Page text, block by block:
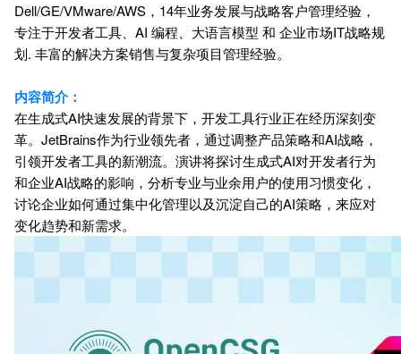
Dell/GE/VMware/AWS，14年业务发展与战略客户管理经验，
专注于开发者工具、AI 编程、大语言模型 和 企业市场IT战略规
划. 丰富的解决方案销售与复杂项目管理经验。
内容简介：
在生成式AI快速发展的背景下，开发工具行业正在经历深刻变
革。JetBrains作为行业领先者，通过调整产品策略和AI战略，
引领开发者工具的新潮流。演讲将探讨生成式AI对开发者行为
和企业AI战略的影响，分析专业与业余用户的使用习惯变化，
讨论企业如何通过集中化管理以及沉淀自己的AI策略，来应对
变化趋势和新需求。